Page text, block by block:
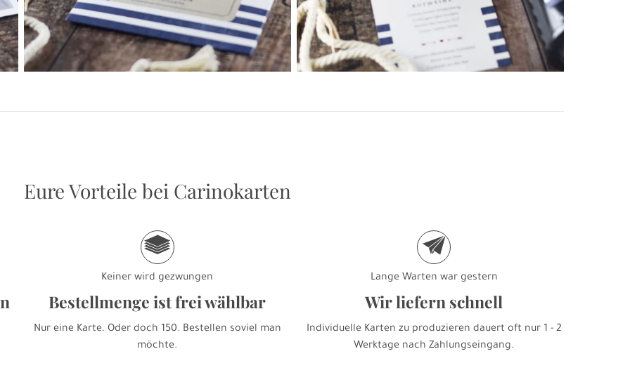
Eure Vorteile bei Carinokarten
g
Keiner wird gezwungen
Bestellmenge ist frei wählbar
Nur eine Karte. Oder doch 150. Bestellen soviel man
möchte.
e
Lange Warten war gestern
Wir liefern schnell
Individuelle Karten zu produzieren dauert oft nur 1 - 2
Werktage nach Zahlungseingang.